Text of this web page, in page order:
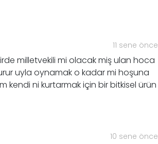
11 sene önce
milletvekili mi olacak miş ulan hoca
uyla oynamak o kadar mi hoşuna
kendi ni kurtarmak için bir bitkisel ürün
10 sene önce